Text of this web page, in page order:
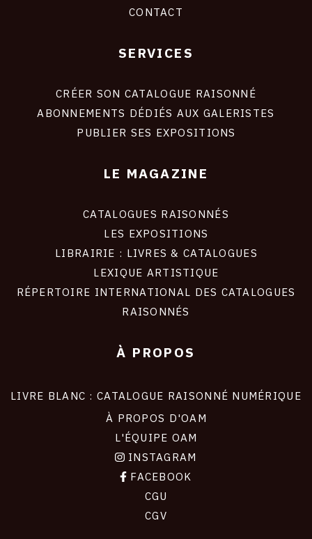
CONTACT
SERVICES
CRÉER SON CATALOGUE RAISONNÉ
ABONNEMENTS DÉDIÉS AUX GALERISTES
PUBLIER SES EXPOSITIONS
LE MAGAZINE
CATALOGUES RAISONNÉS
LES EXPOSITIONS
LIBRAIRIE : LIVRES & CATALOGUES
LEXIQUE ARTISTIQUE
RÉPERTOIRE INTERNATIONAL DES CATALOGUES
RAISONNÉS
À PROPOS
LIVRE BLANC : CATALOGUE RAISONNÉ NUMÉRIQUE
À PROPOS D'OAM
L'ÉQUIPE OAM
INSTAGRAM
FACEBOOK
CGU
CGV